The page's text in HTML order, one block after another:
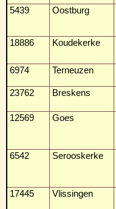
5439 Oostburg
18886 Koudekerke
6974
Terneuzen
23762 Breskens
12569
Goes
6542 Serooskerke
17445 Vlissingen